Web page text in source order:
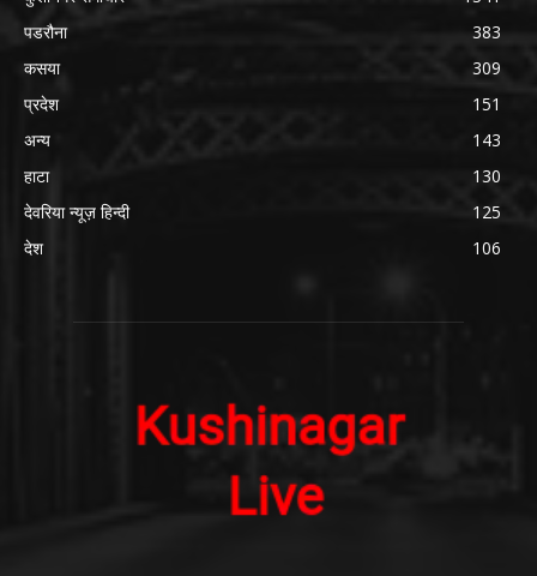
पडरौना
383
कसया
309
प्रदेश
151
अन्य
143
हाटा
130
देवरिया न्यूज़ हिन्दी
125
देश
106